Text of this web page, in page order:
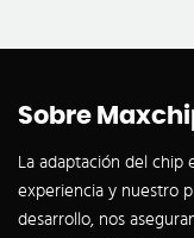
Sobre
La adaptación del chip
experiencia y nuestro
desarrollo, nos